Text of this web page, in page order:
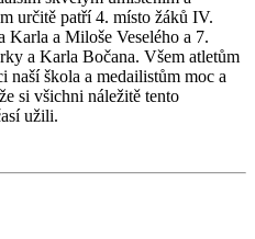
určitě patří 4. místo žáků IV.
a Miloše Veselého a 7.
a Karla Bočana. Všem atletům
naší škola a medailistům moc a
si všichni náležitě tento
užili.